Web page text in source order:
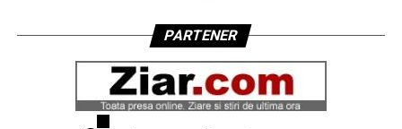
PARTENER